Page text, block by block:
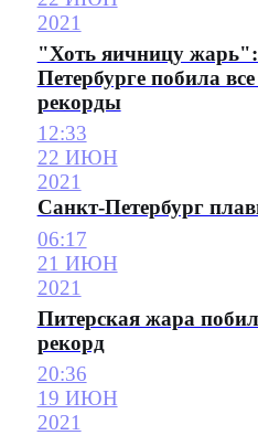
2021
"Хоть яичницу жарь":
Петербурге побила
рекорды
12:33
22 ИЮН
2021
Санкт-Петербург
06:17
21 ИЮН
2021
Питерская жара
рекорд
20:36
19 ИЮН
2021